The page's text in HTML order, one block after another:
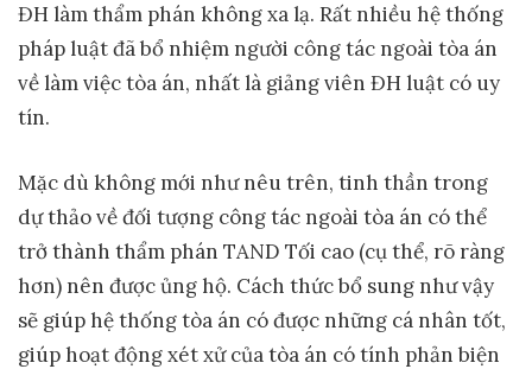
ĐH làm thẩm phán không xa lạ. Rất nhiều hệ thống
pháp luật đã bổ nhiệm người công tác ngoài tòa án
về làm việc tòa án, nhất là giảng viên ĐH luật có uy
tín.
Mặc dù không mới như nêu trên, tinh thần trong
dự thảo về đối tượng công tác ngoài tòa án có thể
trở thành thẩm phán TAND Tối cao (cụ thể, rõ ràng
hơn) nên được ủng hộ. Cách thức bổ sung như vậy
sẽ giúp hệ thống tòa án có được những cá nhân tốt,
giúp hoạt động xét xử của tòa án có tính phản biện